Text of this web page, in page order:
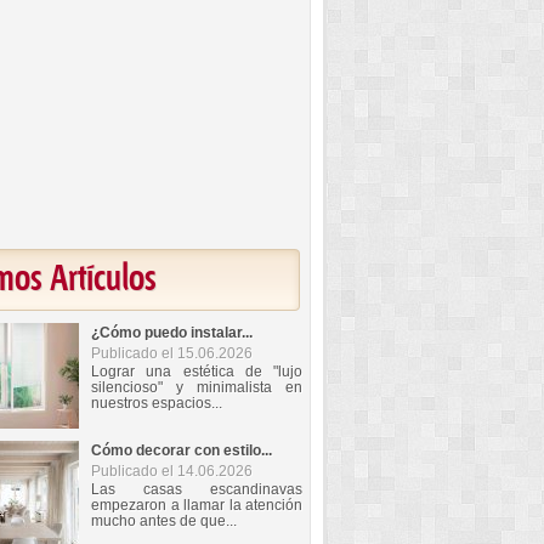
Artículos
¿Cómo puedo instalar...
Publicado el 15.06.2026
Lograr una estética de "lujo
silencioso" y minimalista en
nuestros espacios...
Cómo decorar con estilo...
Publicado el 14.06.2026
Las casas escandinavas
empezaron a llamar la atención
mucho antes de que...